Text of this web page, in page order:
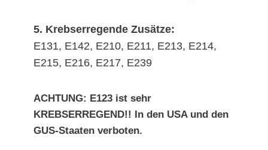
5. Krebserregende Zusätze:
E131, E142, E210, E211, E213, E214,
E215, E216, E217, E239
ACHTUNG: E123 ist sehr
KREBSERREGEND!! In den USA und den
GUS-Staaten verboten.